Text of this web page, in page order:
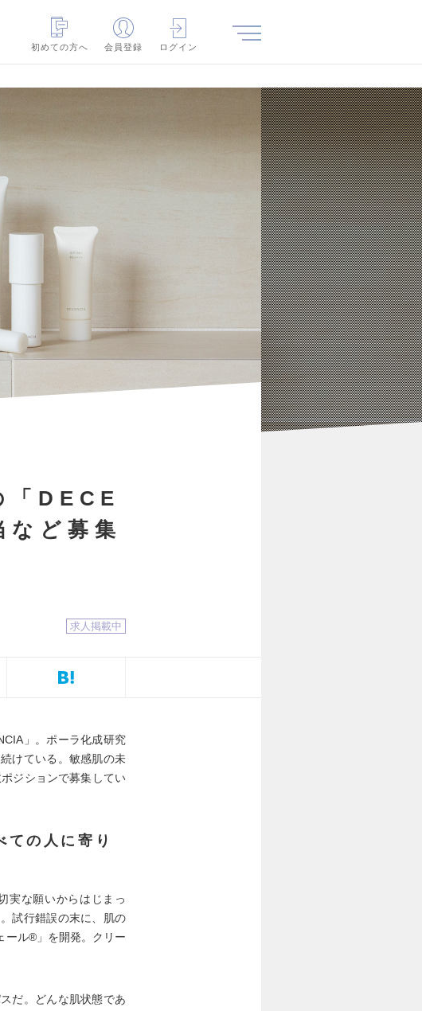
初めての方へ
会員登録 ログイン
「DECE
ど募集
求人掲載中
」。ポーラ化成研究
けている。敏感肌の未
ジションで募集してい
ての人に寄り
実な願いからはじまっ
試行錯誤の末に、肌の
ール®」を開発。クリー
だ。どんな肌状態であ